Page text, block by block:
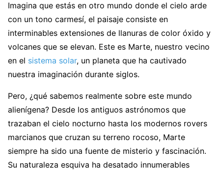
Imagina que estás en otro mundo donde el cielo arde
con un tono carmesí, el paisaje consiste en
interminables extensiones de llanuras de color óxido y
volcanes que se elevan. Este es Marte, nuestro vecino
en el sistema solar, un planeta que ha cautivado
nuestra imaginación durante siglos.
Pero, ¿qué sabemos realmente sobre este mundo
alienígena? Desde los antiguos astrónomos que
trazaban el cielo nocturno hasta los modernos rovers
marcianos que cruzan su terreno rocoso, Marte
siempre ha sido una fuente de misterio y fascinación.
Su naturaleza esquiva ha desatado innumerables